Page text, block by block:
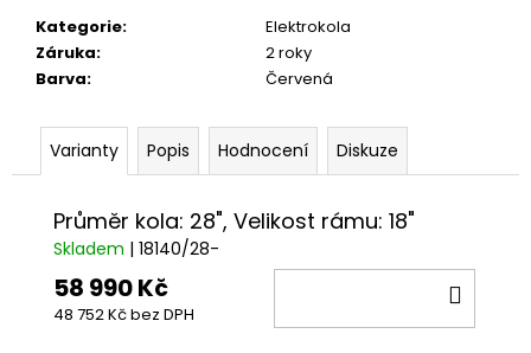
Kategorie:
Elektrokola
Záruka:
2 roky
Barva: Červená
Varianty Popis Hodnocení Diskuze
Průměr kola: 28", Velikost rámu: 18"
Skladem | 18140/28-
58 990 Kč
48 752 Kč bez DPH
1X12
28
990
Kč